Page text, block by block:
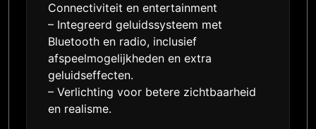
Connectiviteit en entertainment
– Integreerd geluidssysteem met
Bluetooth en radio, inclusief
afspeelmogelijkheden en extra
geluidseffecten.
– Verlichting voor betere zichtbaarheid
en realisme.